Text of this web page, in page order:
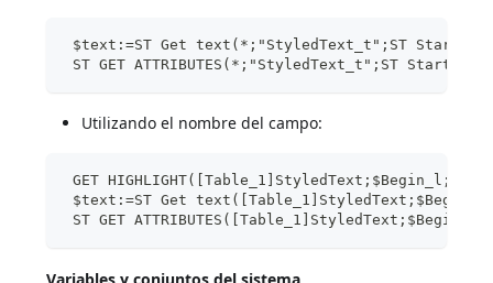
$text:=ST Get text(*;"StyledText_t";ST Start
ST GET ATTRIBUTES(*;"StyledText_t";ST
Utilizando el nombre del campo:
GET
$text:=ST Get
ST GET